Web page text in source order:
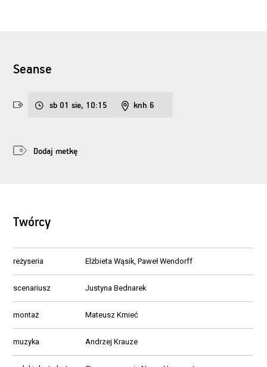
Seanse
sb 01 sie, 10:15 knh 6
Dodaj metkę
Twórcy
reżyseria Elżbieta Wąsik, Paweł Wendorff
scenariusz Justyna Bednarek
montaż Mateusz Kmieć
muzyka Andrzej Krauze